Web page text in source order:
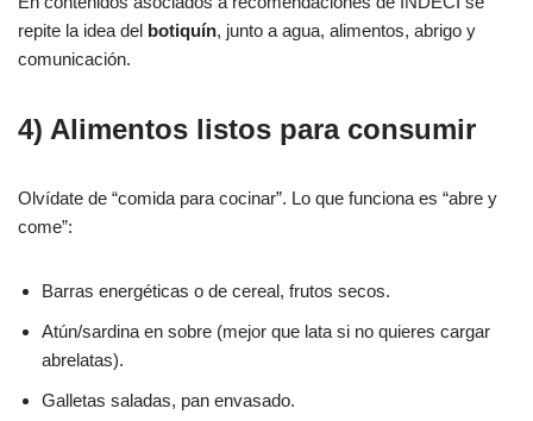
repite la idea del botiquín, junto a agua, alimentos, abrigo y
comunicación.
4) Alimentos listos para consumir
Olvídate de “comida para cocinar”. Lo que funciona es “abre y
come”:
Barras energéticas o de cereal, frutos secos.
Atún/sardina en sobre (mejor que lata si no quieres cargar
abrelatas).
Galletas saladas, pan envasado.